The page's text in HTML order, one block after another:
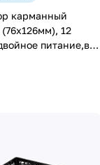
карманный
(76x126мм), 12
питание,в